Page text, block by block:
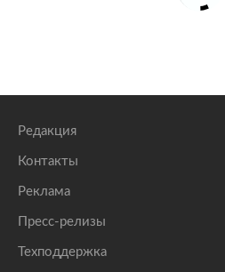
Редакция
Контакты
Реклама
Пресс-релизы
Техподдержка